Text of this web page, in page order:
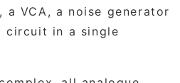
a VCA, a noise generator
circuit in a single